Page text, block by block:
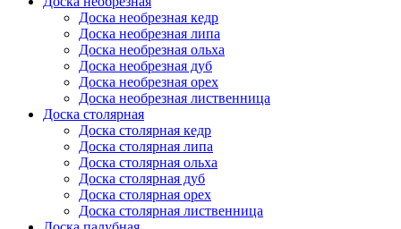
Доска необрезная кедр
Доска необрезная липа
Доска необрезная ольха
Доска необрезная дуб
Доска необрезная орех
Доска необрезная лиственница
Доска столярная
Доска столярная кедр
Доска столярная липа
Доска столярная ольха
Доска столярная дуб
Доска столярная орех
Доска столярная лиственница